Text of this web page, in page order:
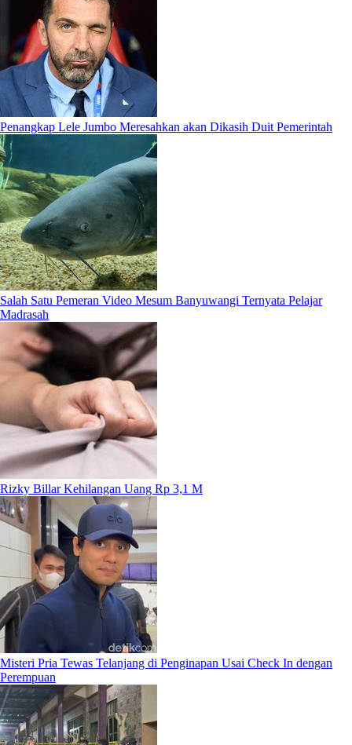
Penangkap Lele Jumbo Meresahkan akan Dikasih Duit Pemerintah
Salah Satu Pemeran Video Mesum Banyuwangi Ternyata Pelajar
Madrasah
Rizky Billar Kehilangan Uang Rp 3,1 M
Misteri Pria Tewas Telanjang di Penginapan Usai Check In dengan
Perempuan